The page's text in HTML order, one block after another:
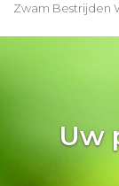
Zwam Bestrijden
Uw